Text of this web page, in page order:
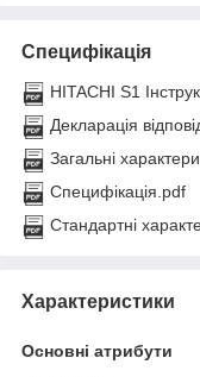
Специфікація
HITACHI S1
Декларація
Загальні
Специфікація.pdf
Стандартні
Характеристики
Основні атрибути